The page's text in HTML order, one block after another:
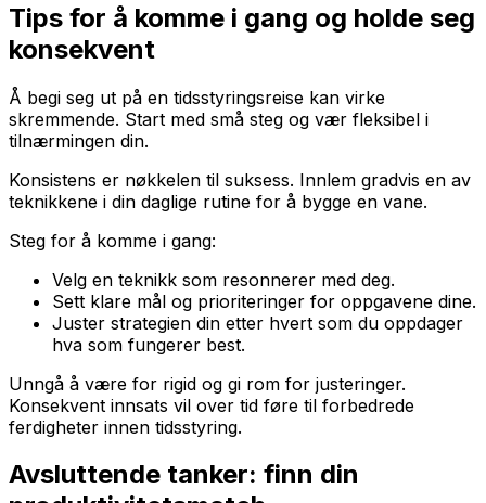
Tips for å komme i gang og holde seg
konsekvent
Å begi seg ut på en tidsstyringsreise kan virke
skremmende. Start med små steg og vær fleksibel i
tilnærmingen din.
Konsistens er nøkkelen til suksess. Innlem gradvis en av
teknikkene i din daglige rutine for å bygge en vane.
Steg for å komme i gang:
Velg en teknikk som resonnerer med deg.
Sett klare mål og prioriteringer for oppgavene dine.
Juster strategien din etter hvert som du oppdager
hva som fungerer best.
Unngå å være for rigid og gi rom for justeringer.
Konsekvent innsats vil over tid føre til forbedrede
ferdigheter innen tidsstyring.
Avsluttende tanker: finn din